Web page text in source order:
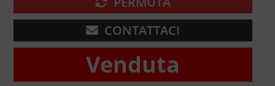
CONTATTACI
Venduta